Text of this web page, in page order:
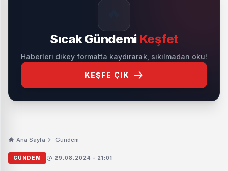
Sıcak Gündemi Keşfet
Haberleri dikey formatta kaydırarak, sıkılmadan oku!
KEŞFE ÇIK
Ana Sayfa Gündem
GÜNDEM 29.08.2024 - 21:01